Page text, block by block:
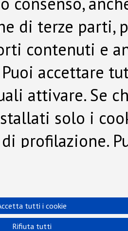
di terze parti,
contenuti e
Puoi accettare
attivare. Se
solo i
profilazione.
tutti i cookie
Rifiuta tutti